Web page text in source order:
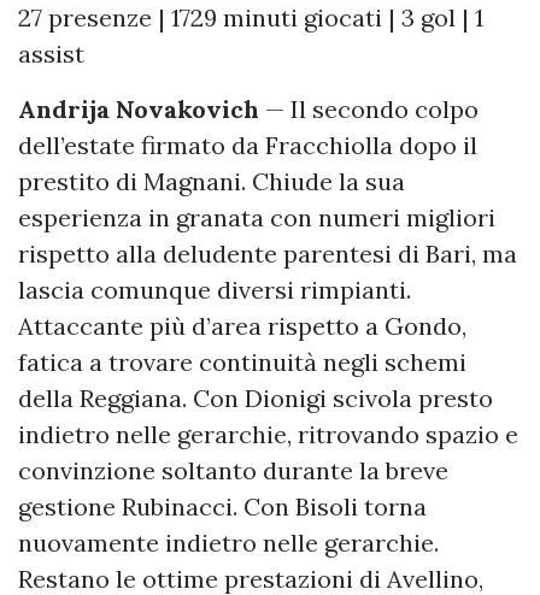
27 presenze | 1729 minuti giocati | 3 gol | 1
assist
Andrija Novakovich — Il secondo colpo
dell’estate firmato da Fracchiolla dopo il
prestito di Magnani. Chiude la sua
esperienza in granata con numeri migliori
rispetto alla deludente parentesi di Bari, ma
lascia comunque diversi rimpianti.
Attaccante più d’area rispetto a Gondo,
fatica a trovare continuità negli schemi
della Reggiana. Con Dionigi scivola presto
indietro nelle gerarchie, ritrovando spazio e
convinzione soltanto durante la breve
gestione Rubinacci. Con Bisoli torna
nuovamente indietro nelle gerarchie.
Restano le ottime prestazioni di Avellino,